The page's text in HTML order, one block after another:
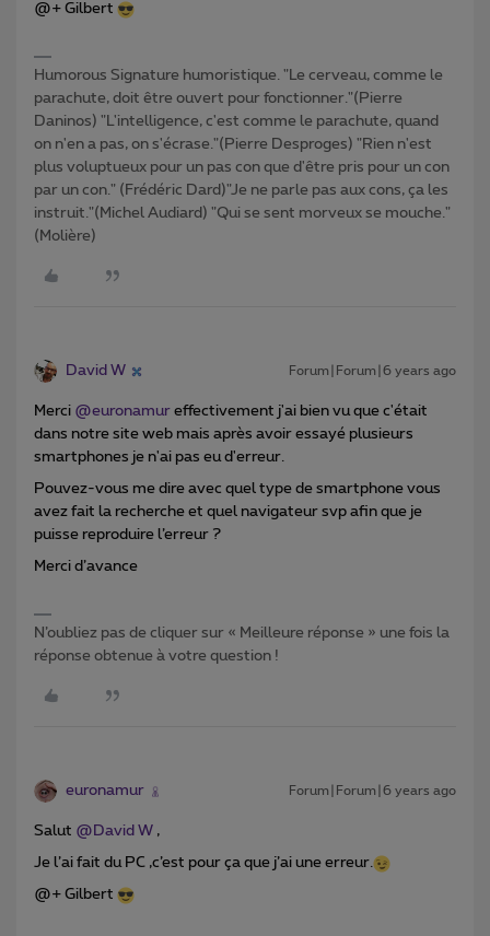
@+ Gilbert
Humorous Signature humoristique. "Le cerveau, comme le
parachute, doit être ouvert pour fonctionner."(Pierre
Daninos) "L'intelligence, c'est comme le parachute, quand
on n'en a pas, on s'écrase."(Pierre Desproges) "Rien n'est
plus voluptueux pour un pas con que d'être pris pour un con
par un con." (Frédéric Dard)"Je ne parle pas aux cons, ça les
instruit."(Michel Audiard) "Qui se sent morveux se mouche."
(Molière)
David W Forum|Forum|6 years ago
Merci @euronamur effectivement j'ai bien vu que c'était
dans notre site web mais après avoir essayé plusieurs
smartphones je n'ai pas eu d'erreur.
Pouvez-vous me dire avec quel type de smartphone vous
avez fait la recherche et quel navigateur svp afin que je
puisse reproduire l’erreur ?
Merci d’avance
N’oubliez pas de cliquer sur « Meilleure réponse » une fois la
réponse obtenue à votre question !
euronamur Forum|Forum|6 years ago
Salut @David W ,
Je l’ai fait du PC ,c’est pour ça que j’ai une erreur.
@+ Gilbert